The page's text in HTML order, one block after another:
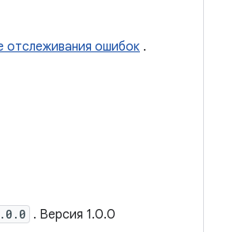
отслеживания ошибок .
. Версия 1.0.0